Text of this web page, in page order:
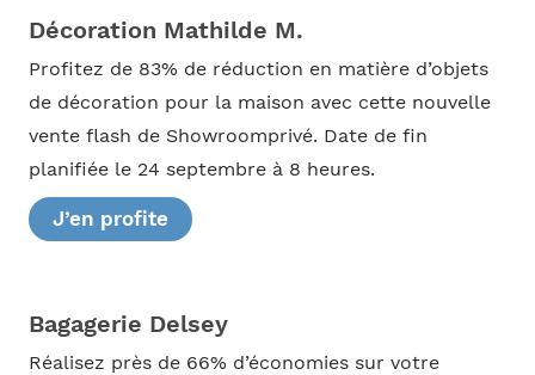
Décoration Mathilde M.
Profitez de 83% de réduction en matière d’objets
de décoration pour la maison avec cette nouvelle
vente flash de Showroomprivé. Date de fin
planifiée le 24 septembre à 8 heures.
J’en profite
Bagagerie Delsey
Réalisez près de 66% d’économies sur votre